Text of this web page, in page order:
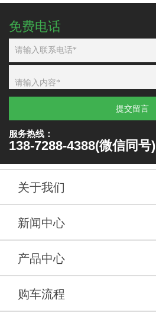
免费电话
提交留言
服务热线：
138-7288-4388(微信同号)
关于我们
新闻中心
产品中心
购车流程